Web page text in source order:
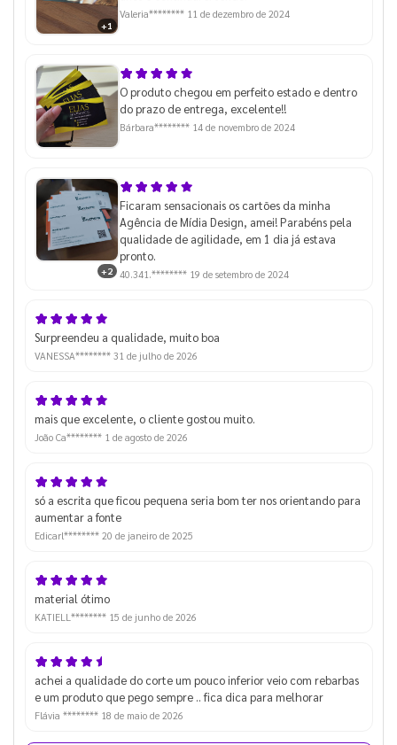
+1
Valeria******** 11 de dezembro de 2024
O produto chegou em perfeito estado e dentro
do prazo de entrega, excelente!!
Bárbara******** 14 de novembro de 2024
+2
Ficaram sensacionais os cartões da minha
Agência de Mídia Design, amei! Parabéns pela
qualidade de agilidade, em 1 dia já estava
pronto.
40.341.******** 19 de setembro de 2024
Surpreendeu a qualidade, muito boa
VANESSA******** 31 de julho de 2026
mais que excelente, o cliente gostou muito.
João Ca******** 1 de agosto de 2026
só a escrita que ficou pequena seria bom ter nos orientando para
aumentar a fonte
Edicarl******** 20 de janeiro de 2025
material ótimo
KATIELL******** 15 de junho de 2026
achei a qualidade do corte um pouco inferior veio com rebarbas
e um produto que pego sempre .. fica dica para melhorar
Flávia ******** 18 de maio de 2026